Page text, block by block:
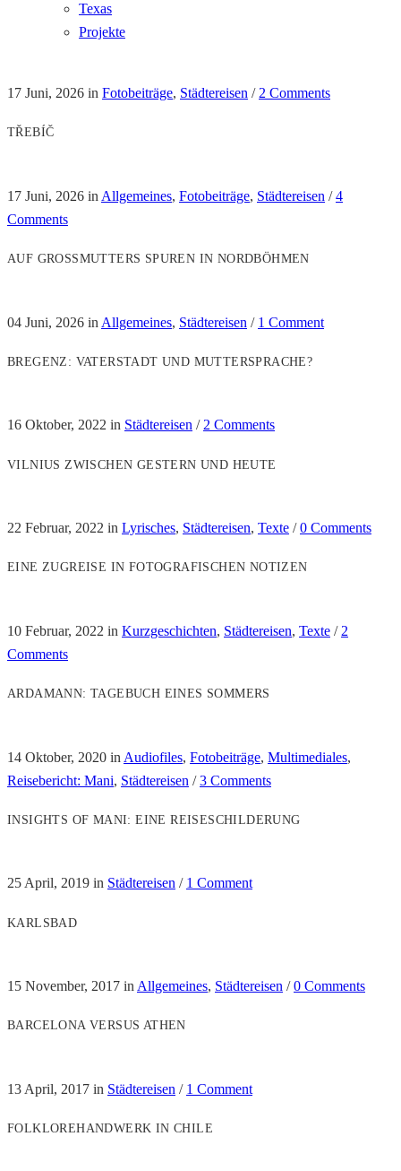
Texas
Projekte
17 Juni, 2026 in Fotobeiträge, Städtereisen / 2 Comments
TŘEBÍČ
17 Juni, 2026 in Allgemeines, Fotobeiträge, Städtereisen /4
Comments
AUF GROSSMUTTERS SPUREN IN NORDBÖHMEN
04 Juni, 2026 in Allgemeines, Städtereisen / 1 Comment
BREGENZ: VATERSTADT UND MUTTERSPRACHE?
16 Oktober, 2022 in Städtereisen / 2 Comments
VILNIUS ZWISCHEN GESTERN UND HEUTE
22 Februar, 2022 in Lyrisches, Städtereisen, Texte /0 Comments
EINE ZUGREISE IN FOTOGRAFISCHEN NOTIZEN
10 Februar, 2022 in Kurzgeschichten, Städtereisen, Texte / 2
Comments
ARDAMANN: TAGEBUCH EINES SOMMERS
14 Oktober, 2020 in Audiofiles, Fotobeiträge, Multimediales,
Reisebericht: Mani, Städtereisen /3 Comments
INSIGHTS OF MANI: EINE REISESCHILDERUNG
25 April, 2019 in Städtereisen / 1 Comment
KARLSBAD
15 November, 2017 in Allgemeines, Städtereisen /0 Comments
BARCELONA VERSUS ATHEN
13 April, 2017 in Städtereisen / 1 Comment
FOLKLOREHANDWERK IN CHILE